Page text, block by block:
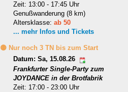
Zeit: 13:00 - 17:45 Uhr
Genußwanderung (8 km)
Altersklasse:ab 50
... mehr Infos und Tickets
🟡 Nur noch 3 TN bis zum Start
Datum: Sa, 15.08.26
Frankfurter Single-Party zum
JOYDANCE in der Brotfabrik
Zeit: 17:00 - 23:00 Uhr